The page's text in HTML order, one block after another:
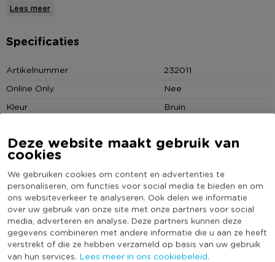
Deze website maakt gebruik van
cookies
We gebruiken cookies om content en advertenties te
personaliseren, om functies voor social media te bieden en om
ons websiteverkeer te analyseren. Ook delen we informatie
over uw gebruik van onze site met onze partners voor social
media, adverteren en analyse. Deze partners kunnen deze
gegevens combineren met andere informatie die u aan ze heeft
verstrekt of die ze hebben verzameld op basis van uw gebruik
van hun services. Lees meer in ons cookiebeleid.
plantenhanger is gemaakt van jute en is een meter lang. Op de
diameter van 15 cm. Maar je kunt in de hangers ook
gemakkelijk een iets kleiner of groter formaat stoppen.
Het staat leuk om een aantal macramé plantenhangers naast
elkaar in het raamkozijn te hangen. Een aantal kleine
* Plantenhanger macramé
* Gemaakt van jute
* 1 meter lang
* Met ophangoog
*Exclusief pot
Lees meer
Specificaties
Artikelnummer
232011
Online Only
Nee
Kleur
Bruin
Duurzaamheidsscore
(Nog) geen score
Heb jij Plantenhanger macramé - naturel ? Schrijf een
review!